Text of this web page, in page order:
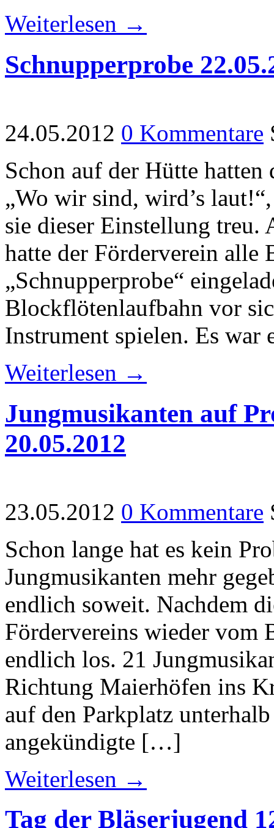
Weiterlesen →
Schnupperprobe
24.05.2012 0 Kommentare
Schon auf der Hütte
„Wo wir sind, wird’s
sie dieser Einstellung treu.
hatte der Förderverein
„Schnupperprobe“
Blockflötenlaufbahn vor
Instrument spielen. Es
Weiterlesen →
Jungmusikanten auf
20.05.2012
23.05.2012 0 Kommentare
Schon lange hat es kein
Jungmusikanten mehr
endlich soweit. Nachdem
Fördervereins wieder vom
endlich los. 21
Richtung Maierhöfen ins
auf den Parkplatz
angekündigte […]
Weiterlesen →
Tag der Bläserjugend